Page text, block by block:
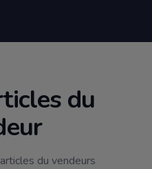
du
du vendeurs